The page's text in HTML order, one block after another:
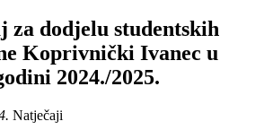
za dodjelu studentskih
Koprivnički Ivanec u
2024./2025.
Natječaji